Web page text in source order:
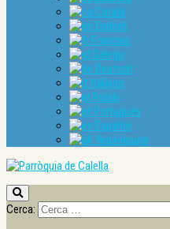
Català
English
Français
Galego
Deutsch
Italiano
Polski
Português
Español
Українська
Cerca: